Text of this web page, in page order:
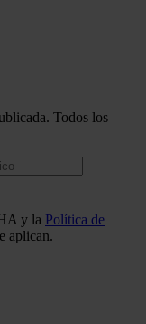
Todos los
y la Política de
aplican.